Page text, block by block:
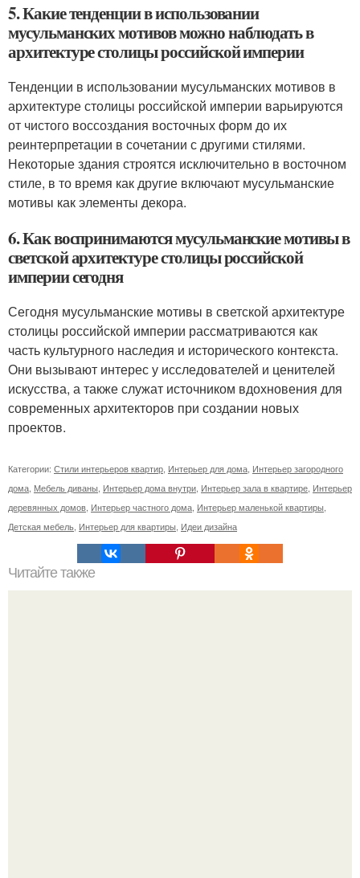
5. Какие тенденции в использовании
мусульманских мотивов можно наблюдать в
архитектуре столицы российской империи
Тенденции в использовании мусульманских мотивов в
архитектуре столицы российской империи варьируются
от чистого воссоздания восточных форм до их
реинтерпретации в сочетании с другими стилями.
Некоторые здания строятся исключительно в восточном
стиле, в то время как другие включают мусульманские
мотивы как элементы декора.
6. Как воспринимаются мусульманские мотивы в
светской архитектуре столицы российской
империи сегодня
Сегодня мусульманские мотивы в светской архитектуре
столицы российской империи рассматриваются как
часть культурного наследия и исторического контекста.
Они вызывают интерес у исследователей и ценителей
искусства, а также служат источником вдохновения для
современных архитекторов при создании новых
проектов.
Категории: Стили интерьеров квартир Интерьер для дома Интерьер загородного
дома Мебель диваны Интерьер дома внутри Интерьер зала в квартире Интерьер
деревянных домов Интерьер частного дома Интерьер маленькой квартиры
Детская мебель Интерьер для квартиры Идеи дизайна
Читайте также